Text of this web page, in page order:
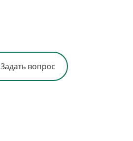
Задать вопрос